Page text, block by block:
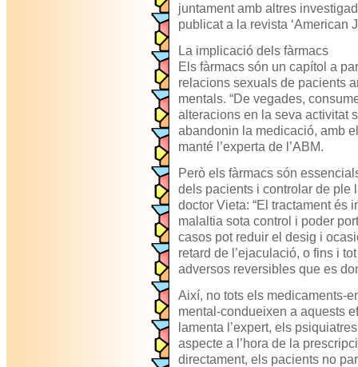
juntament amb altres
publicat a la revista ‘American
La implicació dels fàrmacs
Els fàrmacs són un capítol a
relacions sexuals de pacients
mentals. “De vegades,
alteracions en la seva activitat
abandonin la medicació, amb
manté l’experta de l’ABM.
Però els fàrmacs són
dels pacients i controlar de ple
doctor Vieta: “El tractament és
malaltia sota control i poder
casos pot reduir el desig i
retard de l’ejaculació, o fins i
adversos reversibles que es
Així, no tots els medicaments-
mental-condueixen a aquests
lamenta l’expert, els
aspecte a l’hora de la
directament, els pacients no